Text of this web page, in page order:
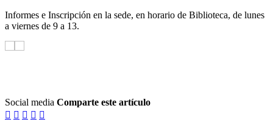
Informes e Inscripción en la sede, en horario de Biblioteca, de lunes
a viernes de 9 a 13.
Social media Comparte este artículo
    